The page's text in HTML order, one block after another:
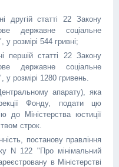
другій статті 22 Закону
державне соціальне
у розмірі 544 гривні;
першій статті 22 Закону
державне соціальне
у розмірі 1280 гривень.
апарату), яка
Фонду, подати цю
до Міністерства юстиції
строк.
постанову правління
N 122 "Про мінімальний
в Міністерстві